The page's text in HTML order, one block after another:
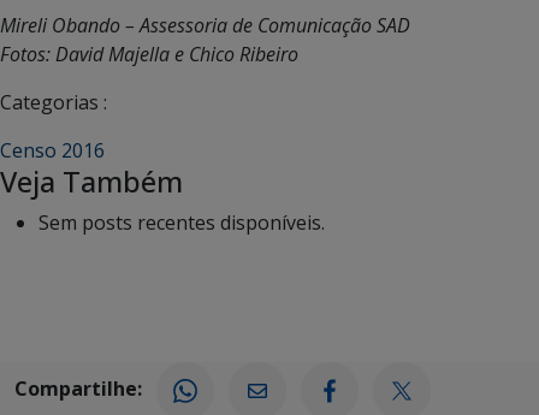
Mireli Obando – Assessoria de Comunicação SAD
Fotos: David Majella e Chico Ribeiro
Categorias :
Censo 2016
Veja Também
Sem posts recentes disponíveis.
Compartilhe: